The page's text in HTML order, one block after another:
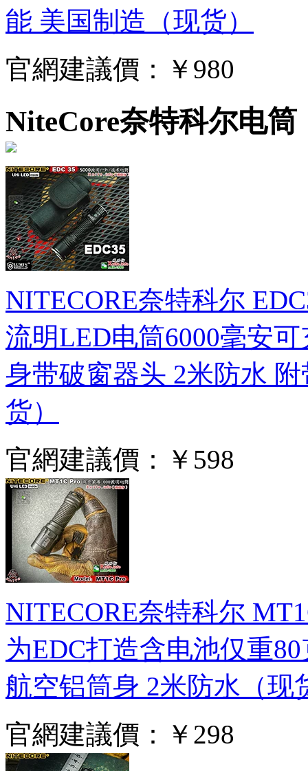
能 美国制造（现货）
官網建議價：
￥980
NiteCore奈特科尔电筒
NITECORE奈特科尔
流明LED电筒6000毫安
身带破窗器头 2米防水
货）
官網建議價：
￥598
NITECORE奈特科尔
为EDC打造含电池仅重
航空铝筒身 2米防水（现
官網建議價：
￥298